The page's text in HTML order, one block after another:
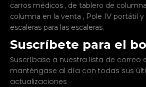
carros médicos , de tablero de
columna en la venta , Pole IV portátil y
escaleras para las escaleras.
Suscríbete para el
Suscríbase a nuestra lista de correo
manténgase al día con todas sus
actualizaciones